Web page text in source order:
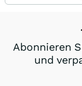
Abonnieren
und